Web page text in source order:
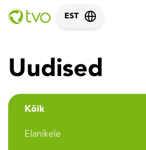
EST
Uudised
Kõik
Elanikele